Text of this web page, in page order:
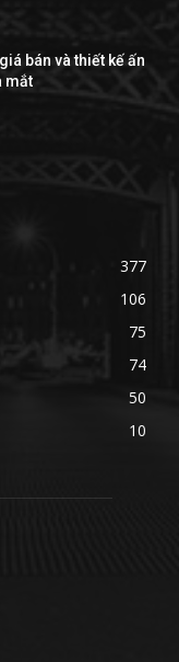
bán và thiết kế ấn
mắt
377
106
75
74
50
10